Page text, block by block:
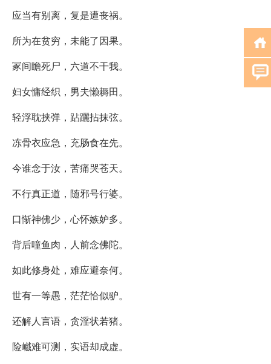
应当有别离，复是遭丧祸。
所为在贫穷，未能了因果。
冢间瞻死尸，六道不干我。
妇女慵经织，男夫懒耨田。
轻浮耽挟弹，跕躧拈抹弦。
冻骨衣应急，充肠食在先。
今谁念于汝，苦痛哭苍天。
不行真正道，随邪号行婆。
口惭神佛少，心怀嫉妒多。
背后噇鱼肉，人前念佛陀。
如此修身处，难应避奈何。
世有一等愚，茫茫恰似驴。
还解人言语，贪淫状若猪。
险巇难可测，实语却成虚。